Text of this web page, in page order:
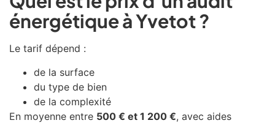
énergétique à Yvetot ?
Le tarif dépend :
de la surface
du type de bien
de la complexité
En moyenne entre 500 € et 1 200 €, avec aides